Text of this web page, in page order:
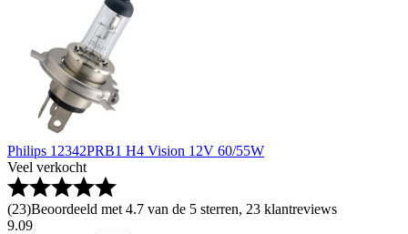
Philips 12342PRB1 H4 Vision 12V 60/55W
Veel verkocht
(23)Beoordeeld met 4.7 van de 5 sterren, 23 klantreviews
9.09